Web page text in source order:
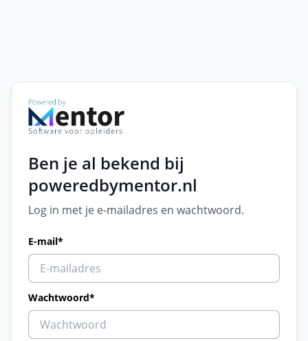
Ben je al bekend bij
poweredbymentor.nl
Log in met je e-mailadres en wachtwoord.
E-mail*
Wachtwoord*